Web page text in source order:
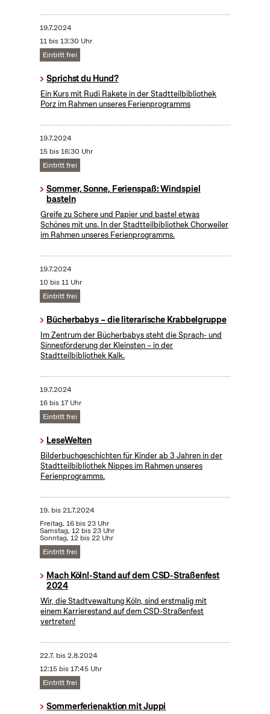
19.7.2024
11 bis 13:30 Uhr
Eintritt frei
Sprichst du Hund?
Ein Kurs mit Rudi Rakete in der Stadtteilbibliothek
Porz im Rahmen unseres Ferienprogramms
19.7.2024
15 bis 16:30 Uhr
Eintritt frei
Sommer, Sonne, Ferienspaß: Windspiel
basteln
Greife zu Schere und Papier und bastel etwas
Schönes mit uns. In der Stadtteilbibliothek Chorweiler
im Rahmen unseres Ferienprogramms.
19.7.2024
10 bis 11 Uhr
Eintritt frei
Bücherbabys – die literarische Krabbelgruppe
Im Zentrum der Bücherbabys steht die Sprach- und
Sinnesförderung der Kleinsten – in der
Stadtteilbibliothek Kalk.
19.7.2024
16 bis 17 Uhr
Eintritt frei
LeseWelten
Bilderbuchgeschichten für Kinder ab 3 Jahren in der
Stadtteilbibliothek Nippes im Rahmen unseres
Ferienprogramms.
19. bis21.7.2024
Freitag, 16 bis 23 Uhr
Samstag, 12 bis 23 Uhr
Sonntag, 12 bis 22 Uhr
Eintritt frei
Mach Köln!-Stand auf dem CSD-Straßenfest
2024
Wir, die Stadtvewaltung Köln, sind erstmalig mit
einem Karrierestand auf dem CSD-Straßenfest
vertreten!
22.7. bis2.8.2024
12:15 bis 17:45 Uhr
Eintritt frei
Sommerferienaktion mit Juppi